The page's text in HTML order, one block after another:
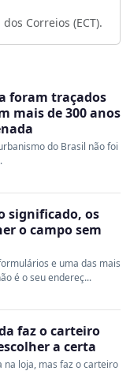
Correios (ECT).
foram traçados
mais de 300 anos
do Brasil não foi
significado, os
o campo sem
e uma das mais
é o seu endereç...
faz o carteiro
a certa
na loja, mas faz o carteiro